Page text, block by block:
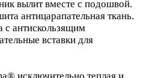
вылит вместе с подошвой.
антицарапательная ткань.
с антискользящим
вставки для
исключительно теплая и